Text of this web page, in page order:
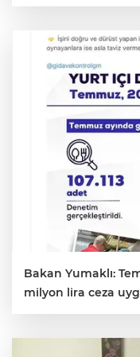
Bakan Yumaklı:
milyon lira ceza